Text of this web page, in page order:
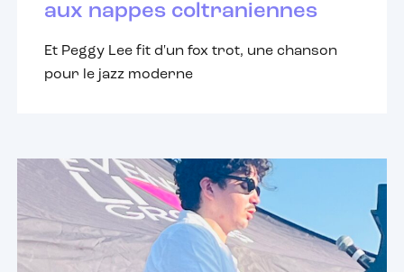
aux nappes coltraniennes
Et Peggy Lee fit d'un fox trot, une chanson
pour le jazz moderne